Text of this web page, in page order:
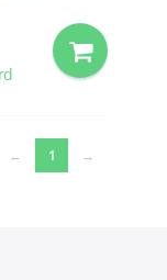
← 1 (current)
→